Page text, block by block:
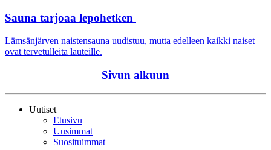
Sauna tarjoaa lepohetken
Lämsänjärven naistensauna uudistuu, mutta edelleen kaikki naiset
ovat tervetulleita lauteille.
Sivun alkuun
Uutiset
Etusivu
Uusimmat
Suosituimmat